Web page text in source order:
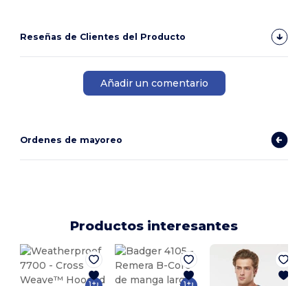
Reseñas de Clientes del Producto
Añadir un comentario
Ordenes de mayoreo
Productos interesantes